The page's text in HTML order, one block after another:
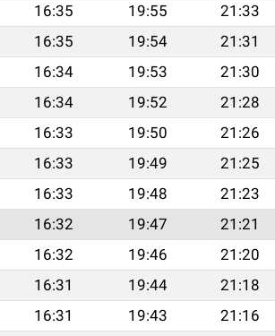
16:35 19:55
21:33
16:35 19:54
21:31
16:34 19:53
21:30
16:34 19:52
21:28
16:33 19:50
21:26
16:33 19:49
21:25
16:33 19:48
21:23
16:32 19:47
21:21
16:32 19:46
21:20
16:31 19:44
21:18
16:31 19:43
21:16